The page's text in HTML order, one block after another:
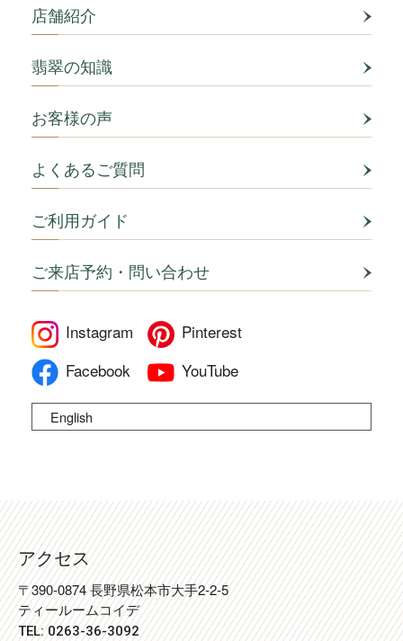
店舗紹介
翡翠の知識
お客様の声
よくあるご質問
ご利用ガイド
ご来店予約・問い合わせ
Instagram
Pinterest
Facebook
YouTube
English
アクセス
〒390-0874 長野県松本市大手2-2-5
ティールームコイデ
TEL: 0263-36-3092